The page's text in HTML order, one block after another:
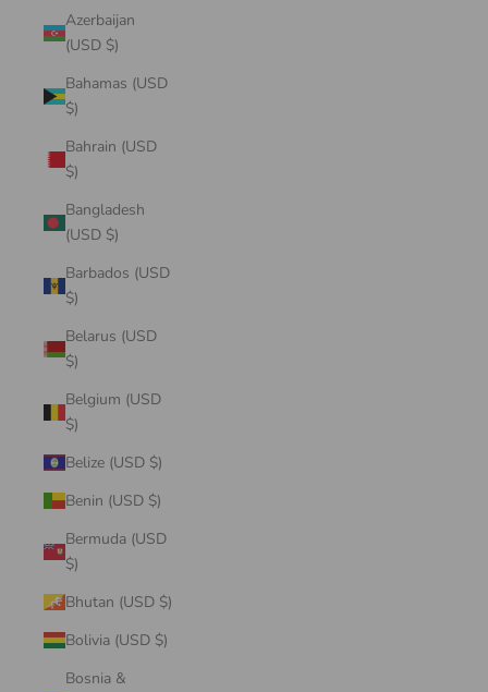
Azerbaijan
(USD $)
Bahamas (USD
$)
Bahrain (USD
$)
Bangladesh
(USD $)
Barbados (USD
$)
Belarus (USD
$)
Belgium (USD
$)
Belize (USD $)
Benin (USD $)
Bermuda (USD
$)
Bhutan (USD $)
Bolivia (USD $)
Bosnia &